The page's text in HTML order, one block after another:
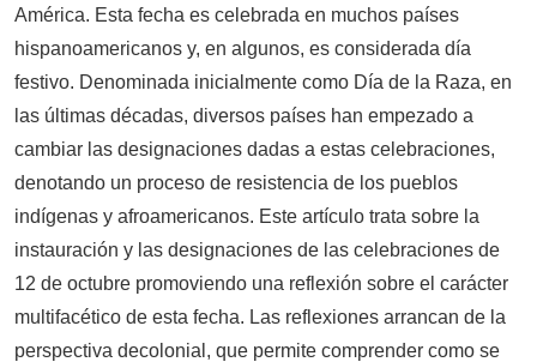
América. Esta fecha es celebrada en muchos países
hispanoamericanos y, en algunos, es considerada día
festivo. Denominada inicialmente como Día de la Raza, en
las últimas décadas, diversos países han empezado a
cambiar las designaciones dadas a estas celebraciones,
denotando un proceso de resistencia de los pueblos
indígenas y afroamericanos. Este artículo trata sobre la
instauración y las designaciones de las celebraciones de
12 de octubre promoviendo una reflexión sobre el carácter
multifacético de esta fecha. Las reflexiones arrancan de la
perspectiva decolonial, que permite comprender como se